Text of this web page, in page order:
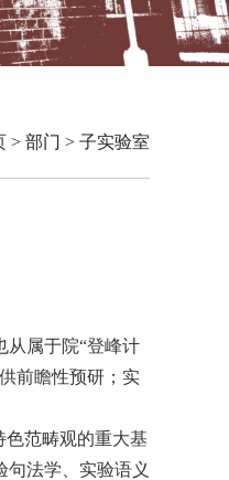
> 部门 > 子实验室
从属于院“登峰计
前瞻性预研；实
色范畴观的重大基
法学、实验语义